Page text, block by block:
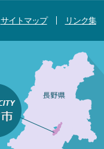
サイトマップ リンク集